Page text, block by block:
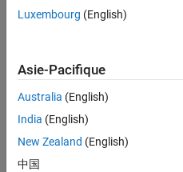
Effectuez
lieu
pour
l’ensemble
des
opportunités
Luxembourg (English)
Asie-Pacifique
Australia (English)
India (English)
New Zealand (English)
中国